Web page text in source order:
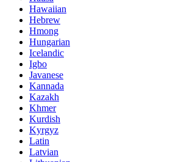
Hawaiian
Hebrew
Hmong
Hungarian
Icelandic
Igbo
Javanese
Kannada
Kazakh
Khmer
Kurdish
Kyrgyz
Latin
Latvian